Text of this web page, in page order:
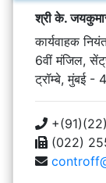
श्री के.
कार्यवाहक
6वीं मंजिल,
ट्रॉम्बे, मुंबई -
(022)